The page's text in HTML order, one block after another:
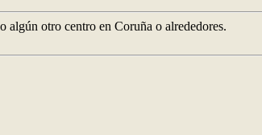
algún otro centro en Coruña o alrededores.